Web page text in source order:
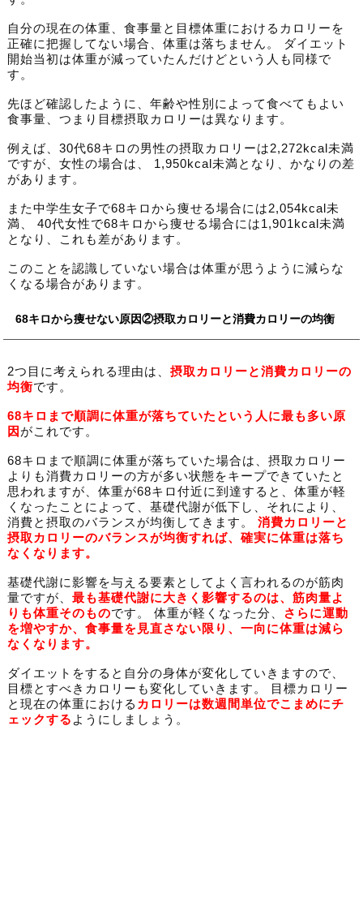
自分の現在の体重、食事量と目標体重におけるカロリーを
正確に把握してない場合、体重は落ちません。 ダイエット
開始当初は体重が減っていたんだけどという人も同様で
す。
先ほど確認したように、年齢や性別によって食べてもよい
食事量、つまり目標摂取カロリーは異なります。
例えば、30代68キロの男性の摂取カロリーは2,272kcal未満
ですが、女性の場合は、 1,950kcal未満となり、かなりの差
があります。
また中学生女子で68キロから痩せる場合には2,054kcal未
満、 40代女性で68キロから痩せる場合には1,901kcal未満
となり、これも差があります。
このことを認識していない場合は体重が思うように減らな
くなる場合があります。
68キロから痩せない原因②摂取カロリーと消費カロリーの均衡
2つ目に考えられる理由は、 摂取カロリーと消費カロリーの
均衡です。
68キロまで順調に体重が落ちていたという人に最も多い原
因 がこれです。
68キロまで順調に体重が落ちていた場合は、摂取カロリー
よりも消費カロリーの方が多い状態をキープできていたと
思われますが、体重が68キロ付近に到達すると、体重が軽
くなったことによって、基礎代謝が低下し、それにより、
消費と摂取のバランスが均衡してきます。 消費カロリーと
摂取カロリーのバランスが均衡すれば、確実に体重は落ち
なくなります。
基礎代謝に影響を与える要素としてよく言われるのが筋肉
量ですが、 最も基礎代謝に大きく影響するのは、筋肉量よ
りも体重そのものです。 体重が軽くなった分、
さらに運動
を増やすか、食事量を見直さない限り、一向に体重は減ら
なくなります。
ダイエットをすると自分の身体が変化していきますので、
目標とすべきカロリーも変化していきます。 目標カロリー
と現在の体重における カロリーは数週間単位でこまめにチ
ェックする ようにしましょう。